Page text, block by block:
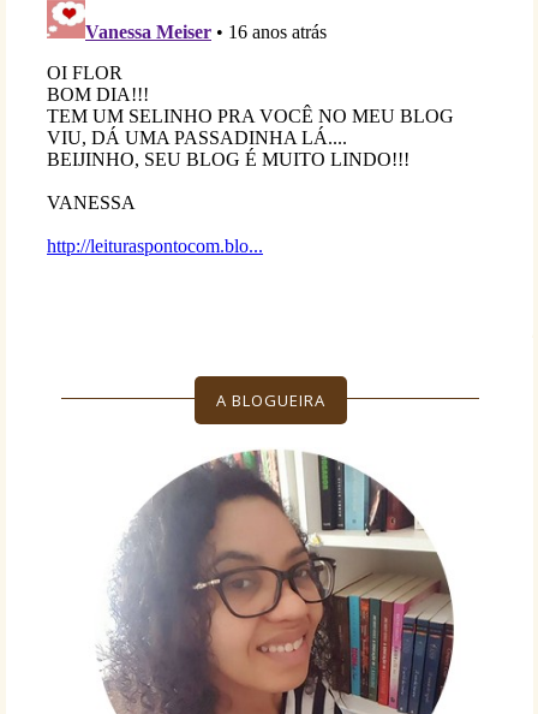
A BLOGUEIRA